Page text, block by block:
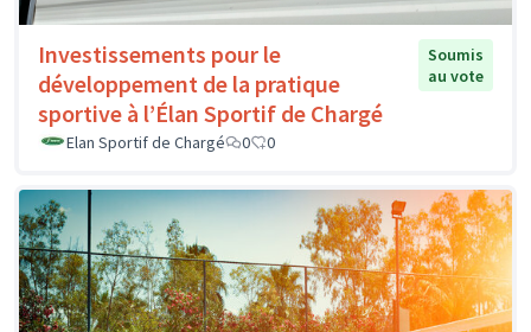
Investissements pour le
développement de la pratique
sportive à l’Élan Sportif de Chargé
Soumis
au vote
Elan Sportif de Chargé 0 0